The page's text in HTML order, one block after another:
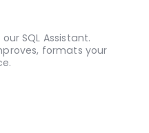
SQL Assistant.
formats your